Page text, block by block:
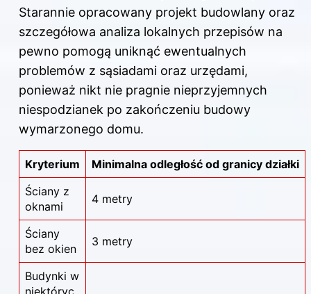
Starannie opracowany projekt budowlany oraz
szczegółowa analiza lokalnych przepisów na
pewno pomogą uniknąć ewentualnych
problemów z sąsiadami oraz urzędami,
ponieważ nikt nie pragnie nieprzyjemnych
niespodzianek po zakończeniu budowy
wymarzonego domu.
Kryterium
Minimalna odległość od granicy działki
Ściany z
oknami
4 metry
Ściany
bez okien
3 metry
Budynki w